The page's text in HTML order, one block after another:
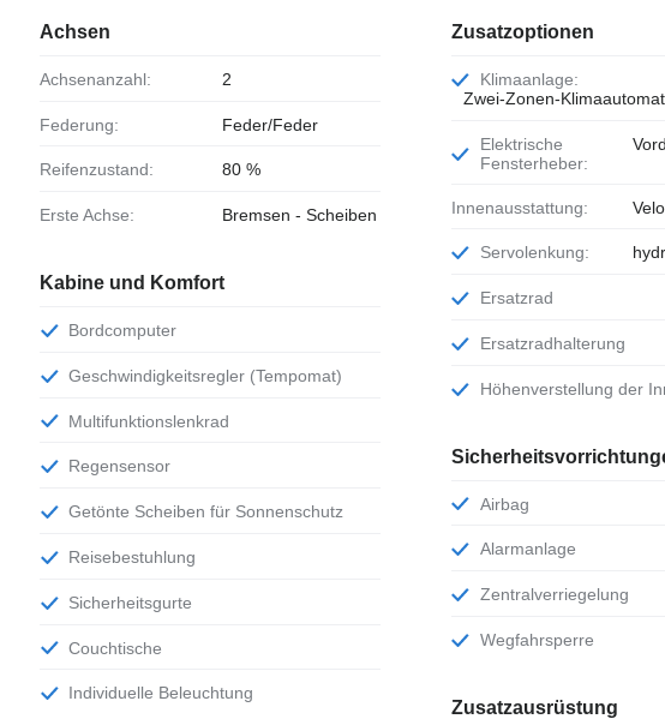
Achsen
Achsenanzahl: 2
Federung: Feder/Feder
Reifenzustand: 80 %
Erste Achse: Bremsen - Scheiben
Kabine und Komfort
Bordcomputer
Geschwindigkeitsregler (Tempomat)
Multifunktionslenkrad
Regensensor
Getönte Scheiben für Sonnenschutz
Reisebestuhlung
Sicherheitsgurte
Couchtische
Individuelle Beleuchtung
Zusatzoptionen
Klimaanlage:
Zwei-Zonen-
Elektrische
Fensterheber:
Innenausstattung:
Servolenkung:
Ersatzrad
Ersatzradhalterung
Höhenverstellung der
Airbag
Alarmanlage
Zentralverriegelung
Wegfahrsperre
Zusatzausrüstung